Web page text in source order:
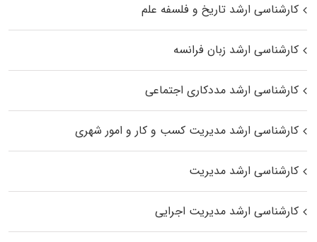
کارشناسی ارشد تاریخ و فلسفه علم
کارشناسی ارشد زبان فرانسه
کارشناسی ارشد مددکاری اجتماعی
کارشناسی ارشد مدیریت کسب و کار و امور شهری
کارشناسی ارشد مدیریت
کارشناسی ارشد مدیریت اجرایی